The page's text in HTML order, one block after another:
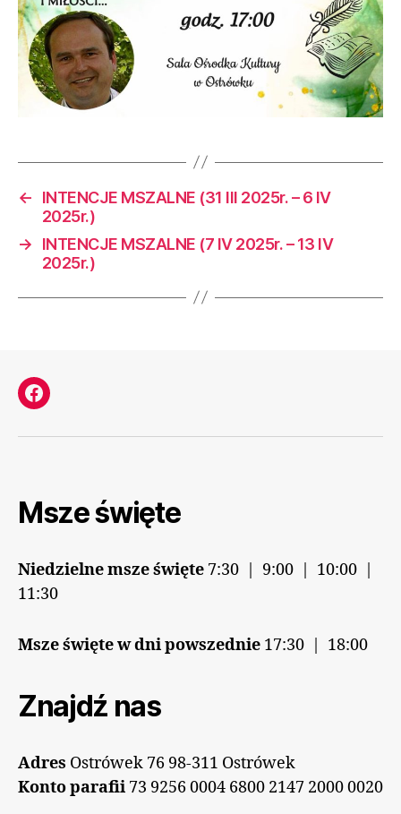
←
INTENCJE MSZALNE (31 III 2025r. – 6 IV
2025r.)
→
INTENCJE MSZALNE (7 IV 2025r. – 13 IV
2025r.)
Facebook
Msze święte
Niedzielne msze święte 7:30 | 9:00 | 10:00 |
11:30
Msze święte w dni powszednie 17:30 | 18:00
Znajdź nas
Adres Ostrówek 76 98-311 Ostrówek
Konto parafii 73 9256 0004 6800 2147 2000 0020